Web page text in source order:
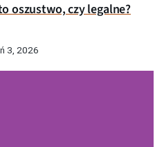
oszustwo, czy legalne?
3, 2026